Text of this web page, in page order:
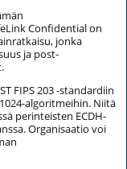
Confidential on
jonka
ja post-
FIPS 203 -standardiin
algoritmeihin. Niitä
perinteisten ECDH-
Organisaatio voi